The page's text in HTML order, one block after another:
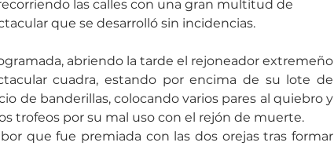
las calles con una gran multitud de
que se desarrolló sin incidencias.
abriendo la tarde el rejoneador extremeño
cuadra, estando por encima de su lote de
de banderillas, colocando varios pares al quiebro y
trofeos por su mal uso con el rejón de muerte.
que fue premiada con las dos orejas tras formar